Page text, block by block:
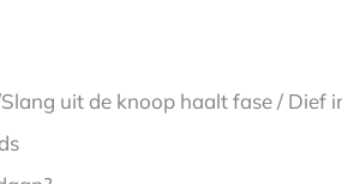
uit de knoop haalt fase / Dief